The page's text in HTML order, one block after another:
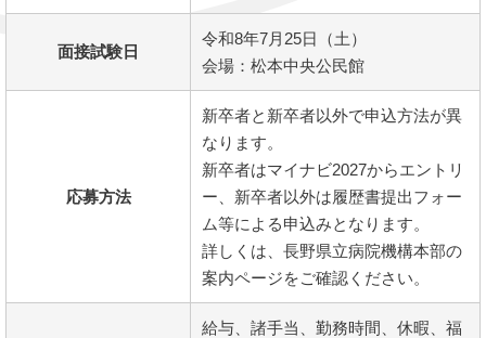
面接試験日
令和8年7月25日（土）
会場：松本中央公民館
応募方法
新卒者と新卒者以外で申込方法が異
なります。
新卒者はマイナビ2027からエントリ
ー、新卒者以外は履歴書提出フォー
ム等による申込みとなります。
詳しくは、長野県立病院機構本部の
案内ページをご確認ください。
給与、諸手当、勤務時間、休暇、福